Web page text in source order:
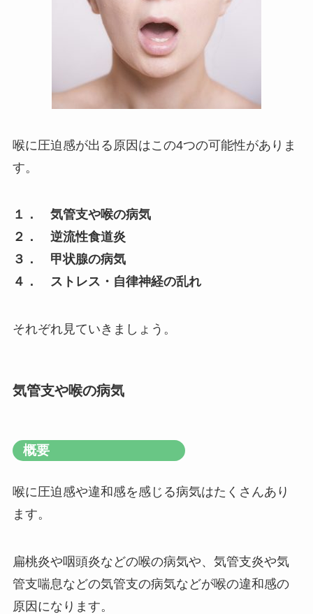
喉に圧迫感が出る原因はこの4つの可能性がありま
す。
１． 気管支や喉の病気
２． 逆流性食道炎
３． 甲状腺の病気
４． ストレス・自律神経の乱れ
それぞれ見ていきましょう。
気管支や喉の病気
概要
喉に圧迫感や違和感を感じる病気はたくさんあり
ます。
扁桃炎や咽頭炎などの喉の病気や、気管支炎や気
管支喘息などの気管支の病気などが喉の違和感の
原因になります。